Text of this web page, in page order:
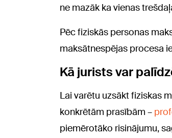
ne mazāk ka vienas
Pēc fiziskās personas
maksātnespējas procesa
Kā jurists var
Lai varētu uzsākt fiziskas
konkrētām prasībām –
piemērotāko risinājumu,